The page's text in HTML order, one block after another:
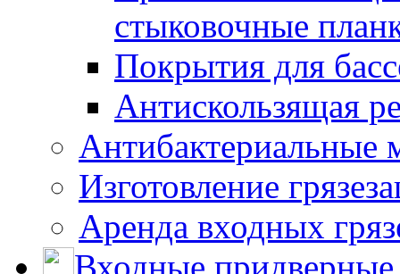
стыковочные
Покрытия для
Антискользящая
Антибактериальные
Изготовление
Аренда входных
Входные